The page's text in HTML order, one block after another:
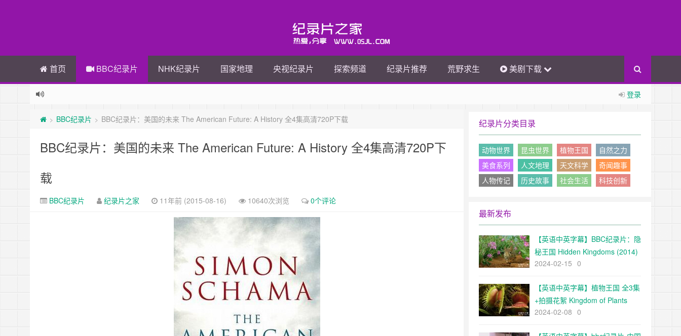
首页 BBC纪录片 NHK纪录片 国家地理 央视纪录片 探索频道 纪录片推荐 荒野求生 美剧下载
登录
> BBC纪录片 > BBC纪录片：美国的未来 The American Future: A History 全4集高清720P下载
BBC纪录片：美国的未来 The American Future: A History 全4集高清720P下
载
BBC纪录片 纪录片之家 11年前 (2015-08-16) 10640次浏览 0个评论
纪录片分类目录
动物世界 昆虫世界 植物王国
自然之力
美食系列
人文地理 天文科学
奇闻趣事
人物传记
历史故事 社会生活 科技创新
最新发布
【英语中英字幕】BBC纪录片：隐
秘王国 Hidden Kingdoms (2014)
全3集+电影版 Hidden
2024-02-15 0
【英语中英字幕】植物王国 全3集
+拍摄花絮 Kingdom of Plants
with David Attenborough 高清
2024-02-08 0